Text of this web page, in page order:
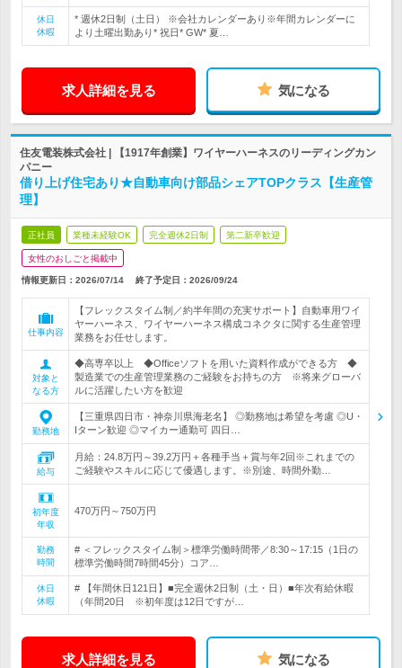
休日
休暇
* 週休2日制（土日） ※会社カレンダーあり※年間カレンダーに
より土曜出勤あり* 祝日* GW* 夏…
求人詳細を見る 気になる
住友電装株式会社 | 【1917年創業】ワイヤーハーネスのリーディングカン
パニー
借り上げ住宅あり★自動車向け部品シェアTOPクラス【生産管
理】
正社員 業種未経験OK 完全週休2日制 第二新卒歓迎
女性のおしごと掲載中
情報更新日：2026/07/14 終了予定日： 2026/09/24
仕事内容
【フレックスタイム制／約半年間の充実サポート】自動車用ワイ
ヤーハーネス、ワイヤーハーネス構成コネクタに関する生産管理
業務をお任せします。
対象と
なる方
◆高専卒以上 ◆Officeソフトを用いた資料作成ができる方 ◆
製造業での生産管理業務のご経験をお持ちの方 ※将来グローバ
ルに活躍したい方を歓迎
勤務地
【三重県四日市・神奈川県海老名】 ◎勤務地は希望を考慮 ◎U・
Iターン歓迎 ◎マイカー通勤可 四日…
給与
月給：24.8万円～39.2万円＋各種手当＋賞与年2回※これまでの
ご経験やスキルに応じて優遇します。※別途、時間外勤…
初年度
年収
470万円～750万円
勤務
時間
# ＜フレックスタイム制＞標準労働時間帯／8:30～17:15（1日の
標準労働時間7時間45分）コア…
休日
休暇
# 【年間休日121日】■完全週休2日制（土・日）■年次有給休暇
（年間20日 ※初年度は12日ですが…
求人詳細を見る 気になる